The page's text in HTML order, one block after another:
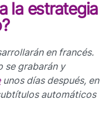
la estrategia
en francés.
se grabarán y
unos días después, en
automáticos